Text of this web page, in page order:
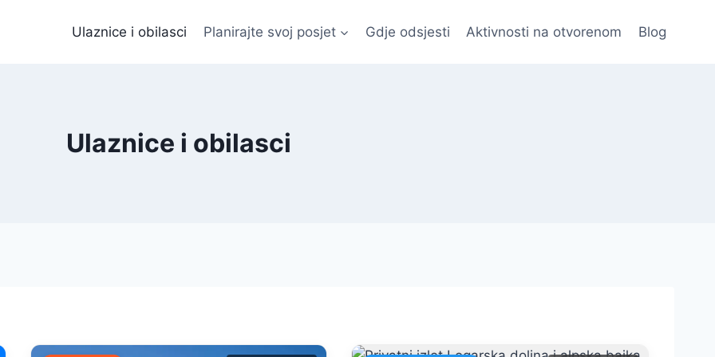
Ulaznice i obilasci Planirajte svoj posjet Gdje odsjesti Aktivnosti na otvorenom Blog
Ulaznice i obilasci